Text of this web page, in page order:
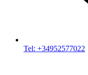
Tel: +34952577022